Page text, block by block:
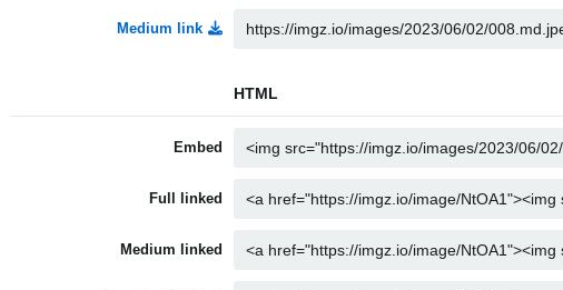
Medium link
HTML
Embed
Full linked
Medium linked